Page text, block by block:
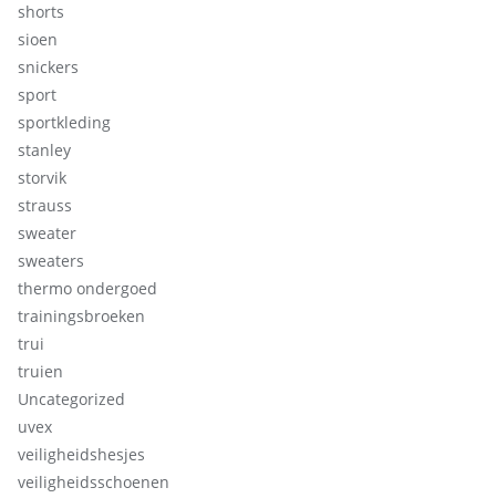
shorts
sioen
snickers
sport
sportkleding
stanley
storvik
strauss
sweater
sweaters
thermo ondergoed
trainingsbroeken
trui
truien
Uncategorized
uvex
veiligheidshesjes
veiligheidsschoenen